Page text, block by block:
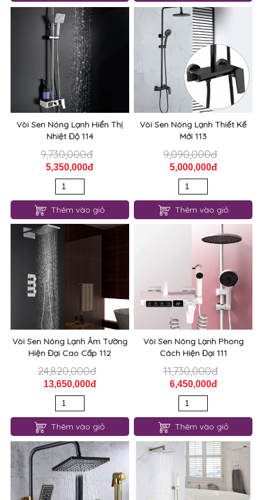
Vòi Sen Nóng Lạnh Hiển Thị
Nhiệt Độ 114
9,730,000đ
5,350,000đ
Thêm vào giỏ
Vòi Sen Nóng Lạnh Thiết Kế
Mới 113
9,090,000đ
5,000,000đ
Thêm vào giỏ
Vòi Sen Nóng Lạnh Âm Tường
Hiện Đại Cao Cấp 112
24,820,000đ
13,650,000đ
Thêm vào giỏ
Vòi Sen Nóng Lạnh Phong
Cách Hiện Đại 111
11,730,000đ
6,450,000đ
Thêm vào giỏ